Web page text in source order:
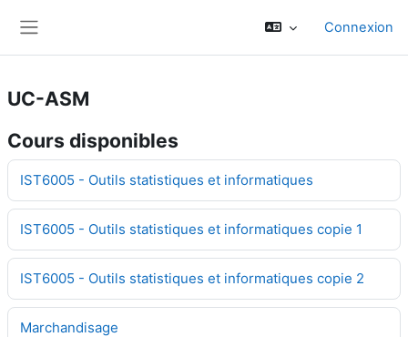
Connexion
UC-ASM
Cours disponibles
IST6005 - Outils statistiques et informatiques
IST6005 - Outils statistiques et informatiques copie 1
IST6005 - Outils statistiques et informatiques copie 2
Marchandisage